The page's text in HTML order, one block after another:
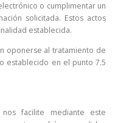
o cumplimentar un
solicitada. Estos actos
establecida.
oponerse al tratamiento de
establecido en el punto 7.5
facilite mediante este